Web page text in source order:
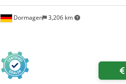
Dormagen 3,206 km